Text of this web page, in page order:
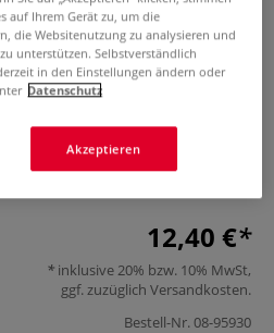
und Füße
und Fuß zeichnen. Figuren,
& Menschen realistisch
12,40 €
inklusive 20% bzw. 10% MwSt,
ggf. zuzüglich Versandkosten.
Bestell-Nr.08-95930
auf Ihrem Gerät zu, um die
die Websitenutzung zu analysieren und
unterstützen. Selbstverständlich
in den Einstellungen ändern oder
Datenschutz
Akzeptieren